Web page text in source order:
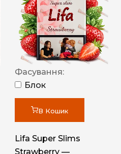
Фасування:
Блок
В Кошик
Lifa Super Slims
Strawberry —